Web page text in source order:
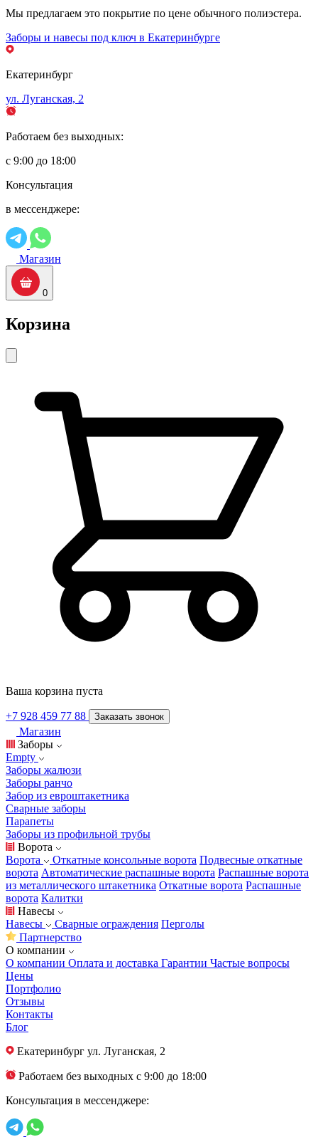
Мы предлагаем это покрытие по цене обычного полиэстера.
Заборы и навесы под ключ в Екатеринбурге
Екатеринбург
ул. Луганская, 2
Работаем без выходных:
с 9:00 до 18:00
Консультация
в мессенджере:
Магазин
0
Корзина
Ваша корзина пуста
+7 928 459 77 88 Заказать звонок
Магазин
Заборы
Empty
Заборы жалюзи
Заборы ранчо
Забор из евроштакетника
Сварные заборы
Парапеты
Заборы из профильной трубы
Ворота
Ворота
Откатные консольные ворота Подвесные откатные
ворота Автоматические распашные ворота Распашные ворота
из металлического штакетника Откатные ворота Распашные
ворота Калитки
Навесы
Навесы
Сварные ограждения Перголы
Партнерство
О компании
О компании Оплата и доставка Гарантии Частые вопросы
Цены
Портфолио
Отзывы
Контакты
Блог
Екатеринбург ул. Луганская, 2
Работаем без выходных с 9:00 до 18:00
Консультация в мессенджере: